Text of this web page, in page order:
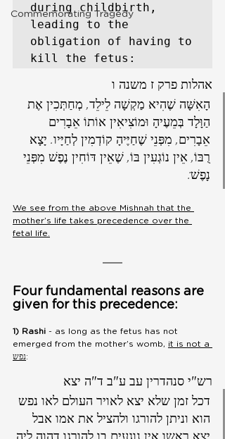
Commemorating Tragedy
during childbirth,
leading to the
obligation of having to
kill the fetus:
אהלות פרק ז משנה ו
הָאִשָּׁה שֶׁהִיא מַקְשָׁה לֵילֵד, מְחַתְּכִין אֶת
הַוָּלָד בְּמֵעֶיהָ וּמוֹצִיאִין אוֹתוֹ אֵבָרִים
אֵבָרִים, מִפְּנֵי שֶׁחַיֶּיהָ קוֹדְמִין לְחַיָּיו. יָצָא
רֻבּוֹ, אֵין נוֹגְעִין בּוֹ, שֶׁאֵין דּוֹחִין נֶפֶשׁ מִפְּנֵי
נָפֶשׁ:
We see from the above Mishnah that the
mother’s life takes precedence over the
fetal life.
Four fundamental reasons are
given for this precedence:
1) Rashi - as long as the fetus has not
emerged from the mother’s womb, it is not a
נפש:
רש"י סנהדרין עב ע"ב ד"ה יצא
דכל זמן שלא יצא לאויר העולם לאו נפש
הוא וניתן להורגו ולהציל את אמו אבל